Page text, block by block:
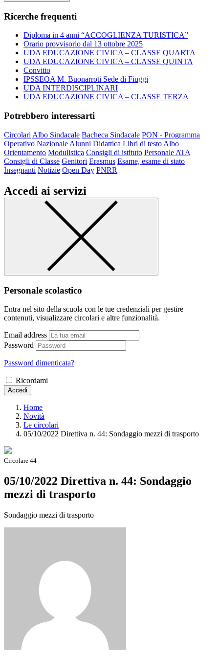
Ricerche frequenti
Diploma in 4 anni “ACCOGLIENZA TURISTICA”
Orario provvisorio dal 13 ottobre 2025
UDA EDUCAZIONE CIVICA – CLASSE QUARTA
UDA EDUCAZIONE CIVICA – CLASSE QUINTA
Convitto
IPSSEOA M. Buonarroti Sede di Fiuggi
UDA INTERDISCIPLINARI
UDA EDUCAZIONE CIVICA – CLASSE TERZA
Potrebbero interessarti
Circolari Albo Sindacale Bacheca Sindacale PON - Programma
Operativo Nazionale Alunni Didattica Libri di testo Albo
Orientamento Modulistica Consigli di istituto Personale ATA
Consigli di Classe Genitori Erasmus Esame, esame di stato
Insegnanti Notizie Open Day PNRR
Accedi ai servizi
Personale scolastico
Entra nel sito della scuola con le tue credenziali per gestire
contenuti, visualizzare circolari e altre funzionalità.
Email address
Password
Password dimenticata?
Ricordami
Accedi
Home
Novità
Le circolari
05/10/2022 Direttiva n. 44: Sondaggio mezzi di trasporto
Circolare 44
05/10/2022 Direttiva n. 44: Sondaggio
mezzi di trasporto
Sondaggio mezzi di trasporto